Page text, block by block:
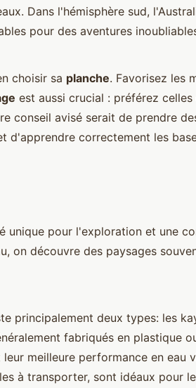
Dans l'hémisphère sud,
pour des aventures
choisir sa planche. Favorisez les
est aussi crucial : préférez
conseil avisé serait de prendre
d'apprendre correctement les
unique pour l'exploration et une
on découvre des paysages
principalement deux types: les
fabriqués en plastique
meilleure performance en eau
à transporter, sont idéaux pour